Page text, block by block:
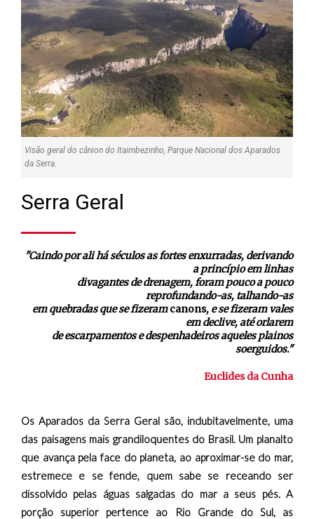
Visão geral do cânion do Itaimbezinho, Parque Nacional dos Aparados
da Serra.
Serra Geral
"Caindo por ali há séculos as fortes enxurradas, derivando
a princípio em linhas
divagantes de drenagem, foram pouco a pouco
reprofundando-as, talhando-as
em quebradas que se fizeramcanons, e se fizeram vales
em declive, até orlarem
de escarpamentos e despenhadeiros aqueles plainos
soerguidos."
Euclides da Cunha
Os Aparados da Serra Geral são, indubitavelmente, uma
das paisagens mais grandiloquentes do Brasil. Um planalto
que avança pela face do planeta, ao aproximar-se do mar,
estremece e se fende, quem sabe se receando ser
dissolvido pelas águas salgadas do mar a seus pés. A
porção superior pertence ao Rio Grande do Sul, as